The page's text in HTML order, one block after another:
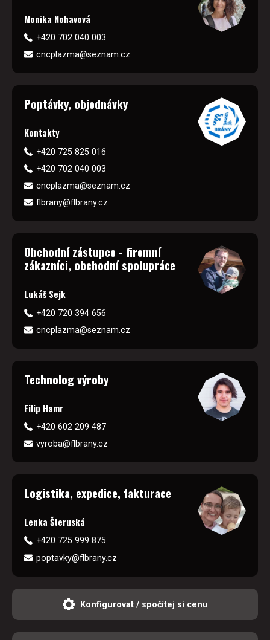
Monika Nohavová
+420 702 040 003
cncplazma@seznam.cz
Poptávky, objednávky
Kontakty
+420 725 825 016
+420 702 040 003
cncplazma@seznam.cz
flbrany@flbrany.cz
Obchodní zástupce - firemní
zákazníci, obchodní spolupráce
Lukáš Sejk
+420 720 394 656
cncplazma@seznam.cz
Technolog výroby
Filip Hamr
+420 602 209 487
vyroba@flbrany.cz
Logistika, expedice, fakturace
Lenka Šteruská
+420 725 999 875
poptavky@flbrany.cz
Konfigurovat / spočítej si cenu